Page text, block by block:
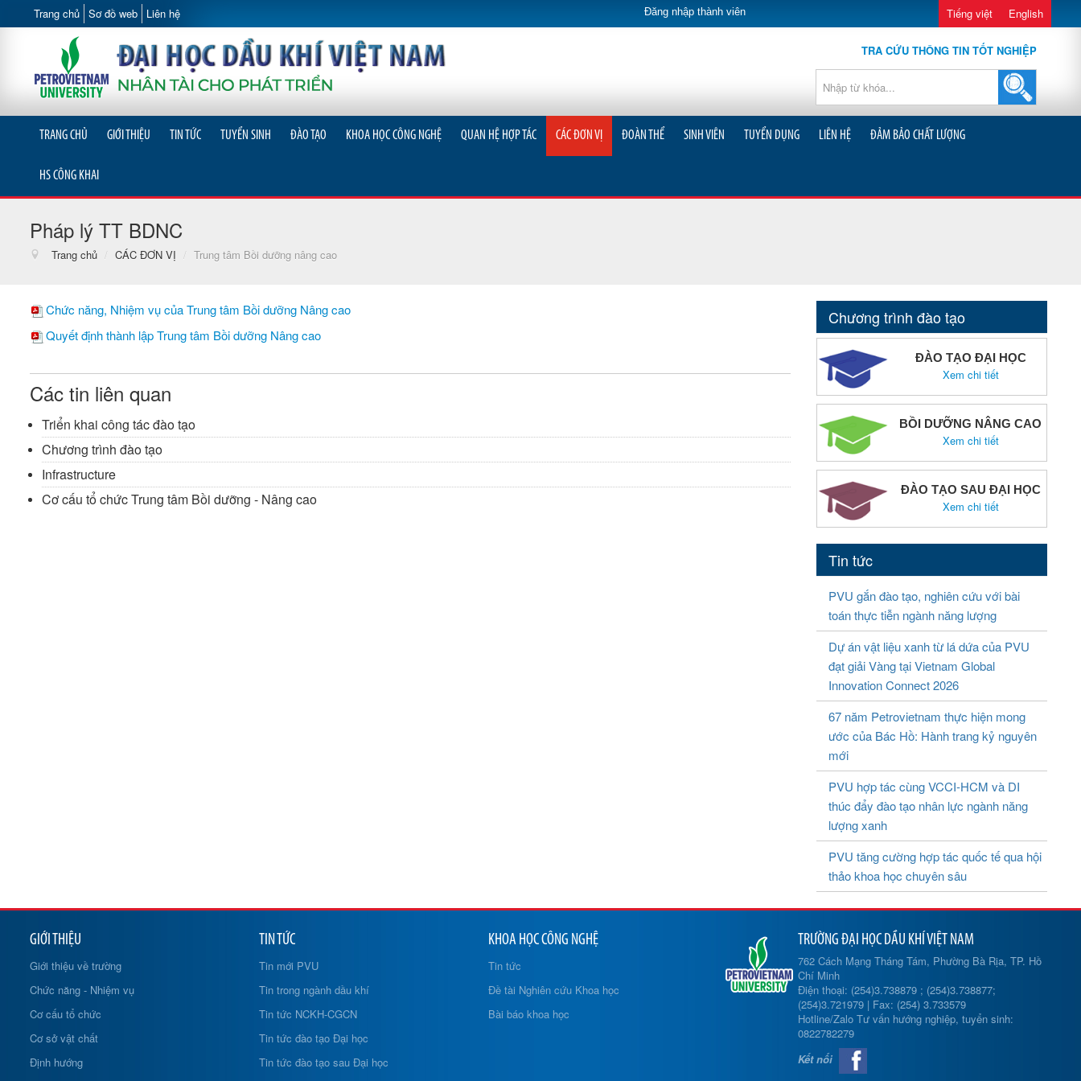
Trang chủ Sơ đồ web Liên hệ Đăng nhập thành viên Tiếng việt English
TRA CỨU THÔNG TIN TỐT NGHIỆP
TRANG CHỦ GIỚI THIỆU TIN TỨC TUYỂN SINH ĐÀO TẠO KHOA HỌC CÔNG NGHỆ QUAN HỆ HỢP TÁC CÁC ĐƠN VỊ ĐOÀN THỂ SINH VIÊN TUYỂN DỤNG LIÊN HỆ ĐẢM BẢO CHẤT LƯỢNG
HS CÔNG KHAI
Pháp lý TT BDNC
Trang chủ / CÁC ĐƠN VỊ / Trung tâm Bồi dưỡng nâng cao
Chức năng, Nhiệm vụ của Trung tâm Bồi dưỡng Nâng cao
Quyết định thành lập Trung tâm Bồi dưỡng Nâng cao
Các tin liên quan
Triển khai công tác đào tạo
Chương trình đào tạo
Infrastructure
Cơ cấu tổ chức Trung tâm Bồi dưỡng - Nâng cao
Chương trình đào tạo
ĐÀO TẠO ĐẠI HỌC
Xem chi tiết
BỒI DƯỠNG NÂNG CAO
Xem chi tiết
ĐÀO TẠO SAU ĐẠI HỌC
Xem chi tiết
Tin tức
PVU gắn đào tạo, nghiên cứu với bài
toán thực tiễn ngành năng lượng
Dự án vật liệu xanh từ lá dứa của PVU
đạt giải Vàng tại Vietnam Global
Innovation Connect 2026
67 năm Petrovietnam thực hiện mong
ước của Bác Hồ: Hành trang kỷ nguyên
mới
PVU hợp tác cùng VCCI-HCM và DI
thúc đẩy đào tạo nhân lực ngành năng
lượng xanh
PVU tăng cường hợp tác quốc tế qua hội
thảo khoa học chuyên sâu
GIỚI THIỆU
Giới thiệu về trường
Chức năng - Nhiệm vụ
Cơ cấu tổ chức
Cơ sở vật chất
Định hướng
TIN TỨC
Tin mới PVU
Tin trong ngành dầu khí
Tin tức NCKH-CGCN
Tin tức đào tạo Đại học
Tin tức đào tạo sau Đại học
KHOA HỌC CÔNG NGHỆ
Tin tức
Đề tài Nghiên cứu Khoa học
Bài báo khoa học
TRƯỜNG ĐẠI HỌC DẦU KHÍ VIỆT NAM
762 Cách Mạng Tháng Tám, Phường Bà Rịa, TP. Hồ
Chí Minh
Điện thoại: (254)3.738879 ; (254)3.738877;
(254)3.721979 | Fax: (254) 3.733579
Hotline/Zalo Tư vấn hướng nghiệp, tuyển sinh:
0822782279
Kết nối